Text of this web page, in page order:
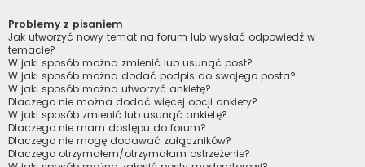
Problemy z pisaniem
Jak utworzyć nowy temat na forum lub wysłać odpowiedź w
temacie?
W jaki sposób można zmienić lub usunąć post?
W jaki sposób można dodać podpis do swojego posta?
W jaki sposób można utworzyć ankietę?
Dlaczego nie można dodać więcej opcji ankiety?
W jaki sposób zmienić lub usunąć ankietę?
Dlaczego nie mam dostępu do forum?
Dlaczego nie mogę dodawać załączników?
Dlaczego otrzymałem/otrzymałam ostrzeżenie?